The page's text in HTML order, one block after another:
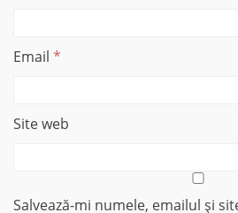
Email *
Site web
Salvează-mi numele, emailul și